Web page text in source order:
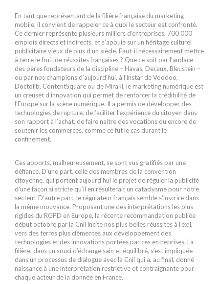
En tant que représentant de la filière française du marketing
mobile, il convient de rappeler ce à quoi le secteur est confronté.
Ce dernier représente plusieurs milliers d’entreprises, 700 000
emplois directs et indirects, et s’appuie sur un héritage culturel
publicitaire vieux de plus d’un siècle. Faut-il nécessairement mettre
à terre le fruit de réussites françaises ? Que ce soit par l’audace
des pères fondateurs de la discipline – Havas, Decaux, Bleustein –
ou par nos champions d’aujourd’hui, à l’instar de Voodoo,
Doctolib, ContentSquare ou de Mirakl, le marketing numérique est
un creuset d’innovation qui permet de renforcer la crédibilité de
l’Europe sur la scène numérique. Il a permis de développer des
technologies de rupture, de faciliter l’expérience du citoyen dans
son rapport à l’achat, de faire naitre des vocations ou encore de
soutenir les commerces, comme ce fut le cas durant le
confinement.
Ces apports, malheureusement, se sont vus gratifiés par une
défiance. D’une part, celle des membres de la convention
citoyenne, qui portent aujourd’hui le projet de réguler la publicité
d’une façon si stricte qu’il en résulterait un cataclysme pour notre
secteur. D’autre part, le régulateur français semble s’inscrire dans
la même mouvance. Proposant une des interprétations les plus
rigides du RGPD en Europe, la récente recommandation publiée
début octobre par la Cnil incite nos plus belles réussites à l’exil,
vers des terres plus clémentes aux développement des
technologies et des innovations portées par ces entreprises. La
filière, dans un souci d’échange sain et équilibré, s’est impliquée
dans un processus de dialogue avec la Cnil qui a, au final, donné
naissance à une interprétation restrictive et contraignante pour
chaque acteur de la donnée en France.